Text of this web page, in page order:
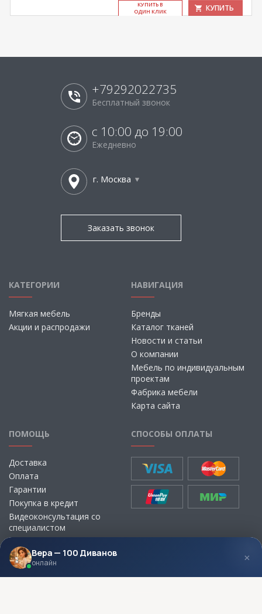
КУ­ПИТЬ В
ОДИН КЛИК
КУПИТЬ
+79292022735
Бесплатный звонок
с 10:00 до 19:00
Ежедневно
г. Москва
Заказать звонок
КАТЕГОРИИ
Мягкая мебель
Акции и распродажи
НАВИГАЦИЯ
Бренды
Каталог тканей
Новости и статьи
О компании
Мебель по индивидуальным
проектам
Фабрика мебели
Карта сайта
ПОМОЩЬ
Доставка
Оплата
Гарантии
Покупка в кредит
Видеоконсультация со
специалистом
Выбор ткани для мебели без
визита в магазин
СПОСОБЫ ОПЛАТЫ
МЫ В СОЦСЕТЯХ КОНТАКТЫ
Вера — 100 Диванов
онлайн ×